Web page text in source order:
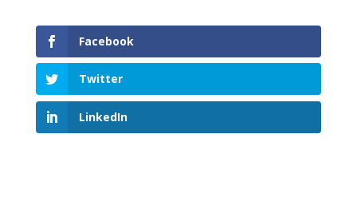
Facebook
Twitter
LinkedIn